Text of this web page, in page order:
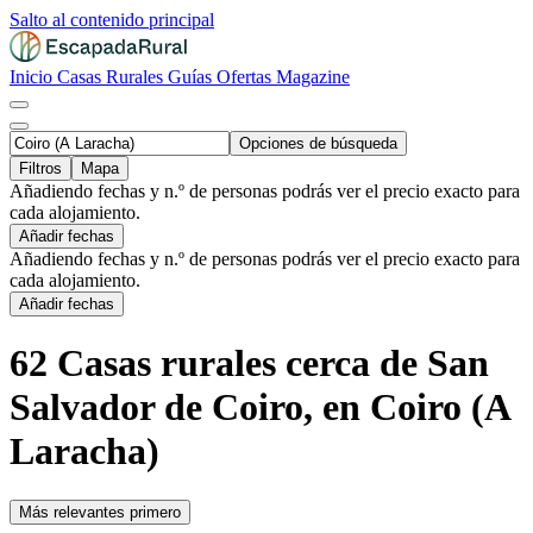
Salto al contenido principal
Inicio Casas Rurales Guías Ofertas Magazine
Opciones de búsqueda
Filtros
Mapa
Añadiendo fechas y n.º de personas podrás ver el precio exacto para
cada alojamiento.
Añadir fechas
Añadiendo fechas y n.º de personas podrás ver el precio exacto para
cada alojamiento.
Añadir fechas
62 Casas rurales cerca de San
Salvador de Coiro, en Coiro (A
Laracha)
Más relevantes primero